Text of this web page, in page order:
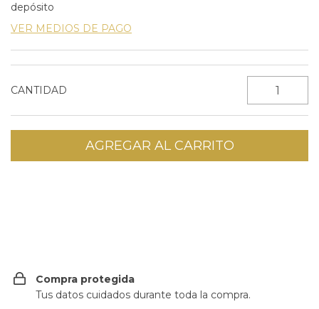
depósito
VER MEDIOS DE PAGO
CANTIDAD
Compra protegida
Tus datos cuidados durante toda la compra.